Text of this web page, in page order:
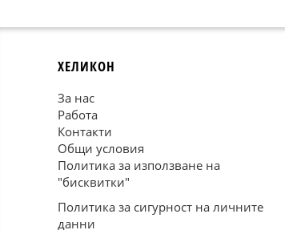
ХЕЛИКОН
За нас
Работа
Контакти
Общи условия
Политика за използване на
"бисквитки"
Политика за сигурност на личните
данни